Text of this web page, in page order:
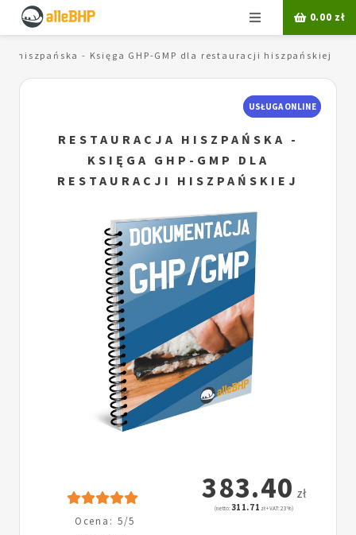
Menu 0.00 zł
hiszpańska - Księga GHP-GMP dla restauracji hiszpańskiej
USŁUGA ONLINE
RESTAURACJA HISZPAŃSKA -
KSIĘGA GHP-GMP DLA
RESTAURACJI HISZPAŃSKIEJ
Ocena: 5/5
383.40 zł
(netto:311.71 zł + VAT: 23%)